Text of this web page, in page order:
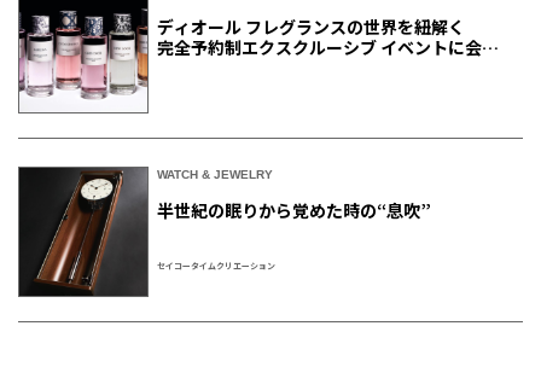
ディオール フレグランスの世界を紐解く
完全予約制エクスクルーシブ イベントに会員
WATCH & JEWELRY
半世紀の眠りから覚めた時の“息吹”
セイコータイムクリエーション